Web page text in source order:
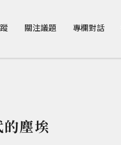
關注議題 專欄對話
塵埃